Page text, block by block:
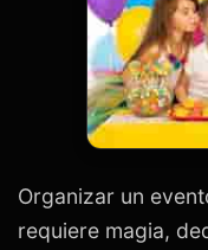
Organizar un
requiere magia,